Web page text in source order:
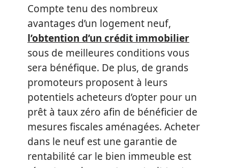
Compte tenu des nombreux
avantages d’un logement neuf,
l’obtention d’un crédit immobilier
sous de meilleures conditions vous
sera bénéfique. De plus, de grands
promoteurs proposent à leurs
potentiels acheteurs d’opter pour un
prêt à taux zéro afin de bénéficier de
mesures fiscales aménagées. Acheter
dans le neuf est une garantie de
rentabilité car le bien immeuble est